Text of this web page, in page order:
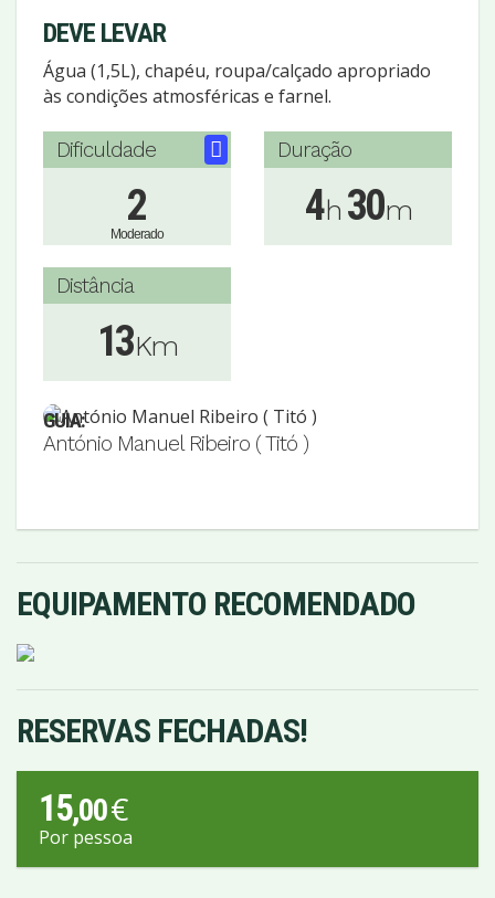
DEVE LEVAR
Água (1,5L), chapéu, roupa/calçado apropriado
às condições atmosféricas e farnel.
Dificuldade
2
Moderado
Duração
4h 30m
Distância
13Km
GUIA:
António Manuel Ribeiro ( Titó )
EQUIPAMENTO RECOMENDADO
RESERVAS FECHADAS!
15,00€
Por pessoa